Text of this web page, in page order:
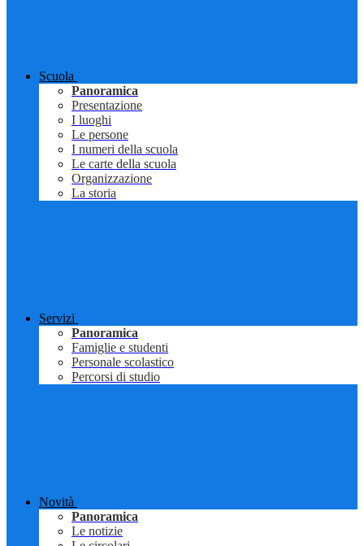
Scuola
Panoramica
Presentazione
I luoghi
Le persone
I numeri della scuola
Le carte della scuola
Organizzazione
La storia
Servizi
Panoramica
Famiglie e studenti
Personale scolastico
Percorsi di studio
Novità
Panoramica
Le notizie